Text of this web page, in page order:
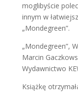
moglibyście
innym w
„Mondegreen”.
„Mondegreen”,
Marcin
Wydawnictwo
Książkę